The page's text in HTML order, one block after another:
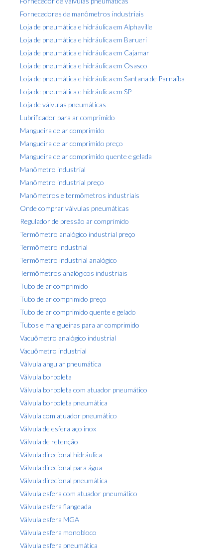
Fornecedores de manômetros industriais
Loja de pneumática e hidráulica em Alphaville
Loja de pneumática e hidráulica em Barueri
Loja de pneumática e hidráulica em Cajamar
Loja de pneumática e hidráulica em Osasco
Loja de pneumática e hidráulica em Santana de Parnaíba
Loja de pneumática e hidráulica em SP
Loja de válvulas pneumáticas
Lubrificador para ar comprimido
Mangueira de ar comprimido
Mangueira de ar comprimido preço
Mangueira de ar comprimido quente e gelada
Manômetro industrial
Manômetro industrial preço
Manômetros e termômetros industriais
Onde comprar válvulas pneumáticas
Regulador de pressão ar comprimido
Termômetro analógico industrial preço
Termômetro industrial
Termômetro industrial analógico
Termômetros analógicos industriais
Tubo de ar comprimido
Tubo de ar comprimido preço
Tubo de ar comprimido quente e gelado
Tubos e mangueiras para ar comprimido
Vacuômetro analógico industrial
Vacuômetro industrial
Válvula angular pneumática
Válvula borboleta
Válvula borboleta com atuador pneumático
Válvula borboleta pneumática
Válvula com atuador pneumático
Válvula de esfera aço inox
Válvula de retenção
Válvula direcional hidráulica
Válvula direcional para água
Válvula direcional pneumática
Válvula esfera com atuador pneumático
Válvula esfera flangeada
Válvula esfera MGA
Válvula esfera monobloco
Válvula esfera pneumática